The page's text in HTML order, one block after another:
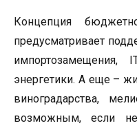
Концепция
предусматривает
импортозамещения,
энергетики. А еще –
виноградарства,
возможным, если